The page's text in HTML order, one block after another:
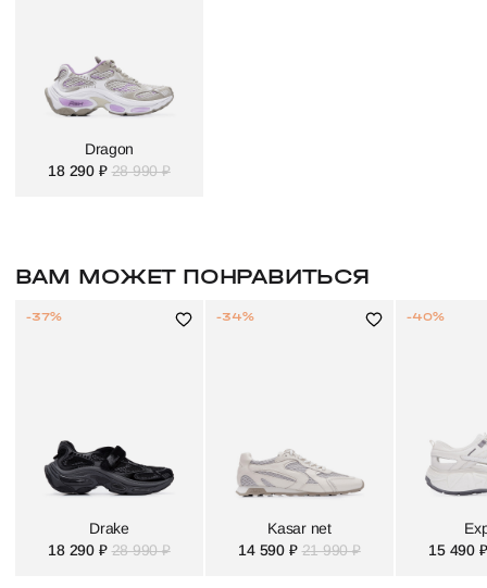
Dragon
18 290 ₽ 28 990 ₽
ВАМ МОЖЕТ ПОНРАВИТЬСЯ
Drake
18 290 ₽ 28 990 ₽
-37%
Kasar net
14 590 ₽ 21 990 ₽
-34%
15 490 ₽
-40%